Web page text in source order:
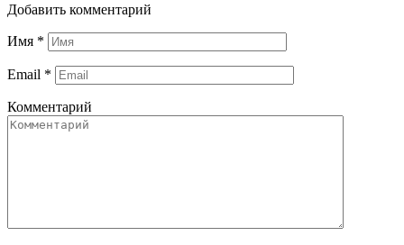
Добавить комментарий
Имя *
Email *
Комментарий